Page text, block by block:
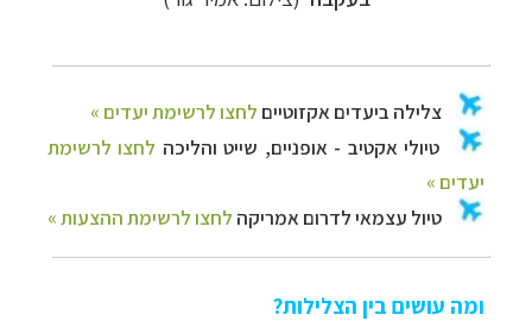
ומה עושים בין הצלילות?